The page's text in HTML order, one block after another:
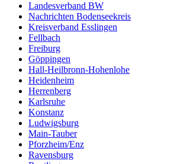
Landesverband BW
Nachrichten Bodenseekreis
Kreisverband Esslingen
Fellbach
Freiburg
Göppingen
Hall-Heilbronn-Hohenlohe
Heidenheim
Herrenberg
Karlsruhe
Konstanz
Ludwigsburg
Main-Tauber
Pforzheim/Enz
Ravensburg